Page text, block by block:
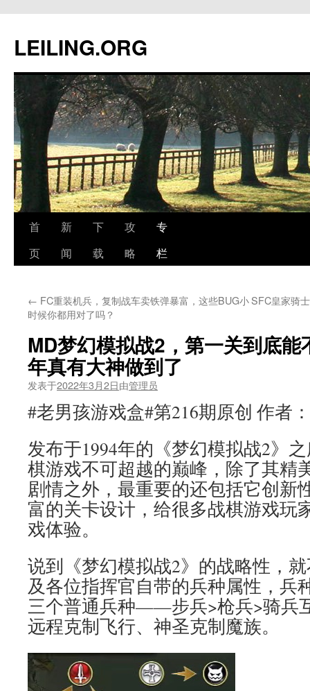
文
LEILING.ORG
首
页
新
闻
下
载
攻
略
专
栏
← FC重装机兵，复制战车卖铁弹暴富，这些BUG小
时候你都用对了吗？
SFC皇家骑
MD梦幻模拟战2，第一关到底
年真有大神做到了
发表于2022年3月2日由管理员
#老男孩游戏盒#第216期原创 作者
发布于1994年的《梦幻模拟战2》
棋游戏不可超越的巅峰，除了其精
剧情之外，最重要的还包括它创新
富的关卡设计，给很多战棋游戏玩
戏体验。
说到《梦幻模拟战2》的战略性，
及各位指挥官自带的兵种属性，兵
三个普通兵种——步兵>枪兵>骑兵
远程克制飞行、神圣克制魔族。